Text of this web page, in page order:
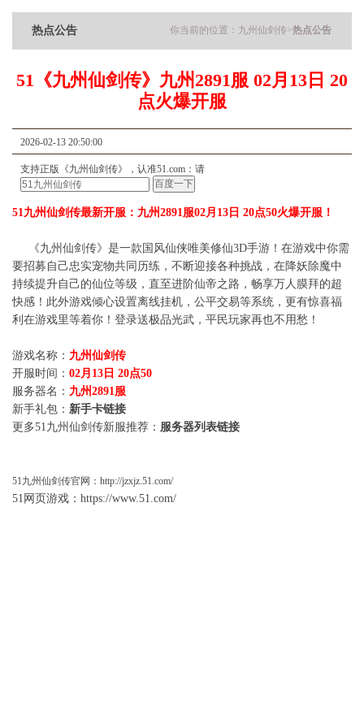
你当前的位置： 九州仙剑传>热点公告
热点公告
51《九州仙剑传》九州2891服 02月13日 20
点火爆开服
2026-02-13 20:50:00
支持正版《九州仙剑传》，认准51.com：请
51九州仙剑传最新开服：九州2891服02月13日 20点50火爆开服！
《九州仙剑传》是一款国风仙侠唯美修仙3D手游！在游戏中你需
要招募自己忠实宠物共同历练，不断迎接各种挑战，在降妖除魔中
持续提升自己的仙位等级，直至进阶仙帝之路，畅享万人膜拜的超
快感！此外游戏倾心设置离线挂机，公平交易等系统，更有惊喜福
利在游戏里等着你！登录送极品光武，平民玩家再也不用愁！
游戏名称： 九州仙剑传
开服时间： 02月13日 20点50
服务器名： 九州2891服
新手礼包： 新手卡链接
更多51九州仙剑传新服推荐： 服务器列表链接
51九州仙剑传官网： http://jzxjz.51.com/
51网页游戏： https://www.51.com/